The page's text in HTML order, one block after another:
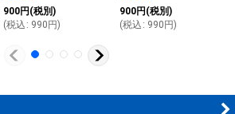
900円 (税別)
(税込 : 990 円)
900円 (税別)
(税込 : 990 円)